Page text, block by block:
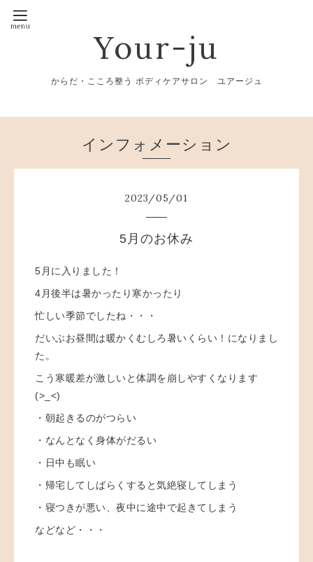
Your-ju
からだ・こころ整う ボディケアサロン ユアージュ
インフォメーション
2023/05/01
5月のお休み
5月に入りました！
4月後半は暑かったり寒かったり
忙しい季節でしたね・・・
だいぶお昼間は暖かくむしろ暑いくらい！になりまし
た。
こう寒暖差が激しいと体調を崩しやすくなります
(>_<)
・朝起きるのがつらい
・なんとなく身体がだるい
・日中も眠い
・帰宅してしばらくすると気絶寝してしまう
・寝つきが悪い、夜中に途中で起きてしまう
などなど・・・